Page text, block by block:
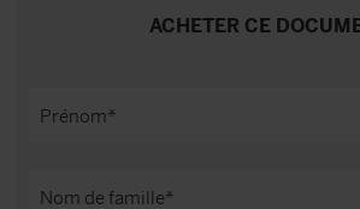
ACHETER CE